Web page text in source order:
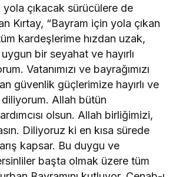
çıkacak sürücülere de
Kırtay, “Bayram için yola çıkan
kardeşlerime hızdan uzak,
bir seyahat ve hayırlı
Vatanımızı ve bayrağımızı
güvenlik güçlerimize hayırlı ve
diliyorum. Allah bütün
olsun. Allah birliğimizi,
Diliyoruz ki en kısa sürede
kapsar. Bu duygu ve
başta olmak üzere tüm